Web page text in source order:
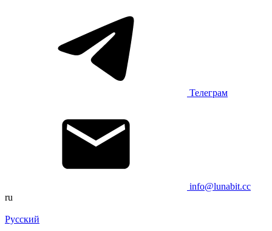
Телеграм
info@lunabit.cc
ru
Русский